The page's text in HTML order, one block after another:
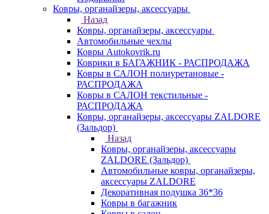
Ковры, органайзеры, аксессуары
Назад
Ковры, органайзеры, аксессуары
Автомобильные чехлы
Ковры Autokovrik.ru
Коврики в БАГАЖНИК - РАСПРОДАЖА
Ковры в САЛОН полиуретановые -
РАСПРОДАЖА
Ковры в САЛОН текстильные -
РАСПРОДАЖА
Ковры, органайзеры, аксессуары ZALDORE
(Зальдор)
Назад
Ковры, органайзеры, аксессуары
ZALDORE (Зальдор)
Автомобильные ковры, органайзеры,
аксессуары ZALDORE
Декоративная подушка 36*36
Ковры в багажник